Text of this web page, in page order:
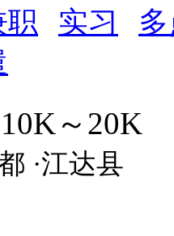
休
住房补贴
利
职 实习
10K～20K
·江达县